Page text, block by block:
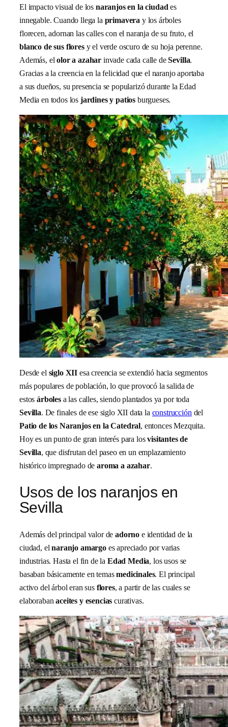
El impacto visual de los naranjos en la ciudades
innegable. Cuando llega la primavera y los árboles
florecen, adornan las calles con el naranja de su fruto, el
blanco de sus floresy el verde oscuro de su hoja perenne.
Además, elolor a azahar invade cada calle deSevilla.
Gracias a la creencia en la felicidad que el naranjo aportaba
a sus dueños, su presencia se popularizó durante la Edad
Media en todos los jardines y patios burgueses.
Desde el siglo XII esa creencia se extendió hacia segmentos
más populares de población, lo que provocó la salida de
estosárbolesa las calles, siendo plantados ya por toda
Sevilla. De finales de ese siglo XII data la construcción del
Patio de los Naranjos en la Catedral, entonces Mezquita.
Hoy es un punto de gran interés para losvisitantes de
Sevilla, que disfrutan del paseo en un emplazamiento
histórico impregnado dearoma a azahar.
Usos de los naranjos en
Sevilla
Además del principal valor deadorno e identidad de la
ciudad, elnaranjo amargoes apreciado por varias
industrias. Hasta el fin de la Edad Media, los usos se
basaban básicamente en temasmedicinales. El principal
activo del árbol eran sus flores, a partir de las cuales se
elaborabanaceites y esencias curativas.